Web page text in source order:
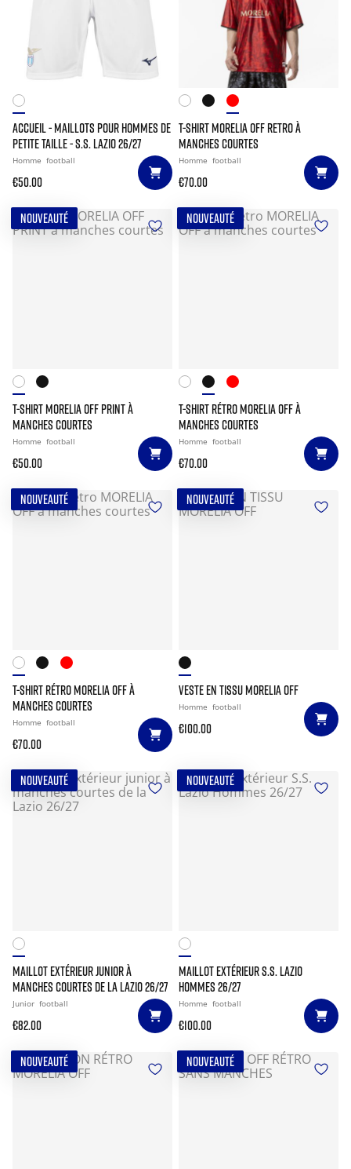
ACCUEIL - MAILLOTS POUR HOMMES DE
PETITE TAILLE - S.S. LAZIO 26/27
Homme football
€50.00
T-SHIRT MORELIA OFF RETRO À
MANCHES COURTES
Homme football
€70.00
NOUVEAUTÉ
T-SHIRT MORELIA OFF PRINT À
MANCHES COURTES
Homme football
€50.00
NOUVEAUTÉ
T-SHIRT RÉTRO MORELIA OFF À
MANCHES COURTES
Homme football
€70.00
NOUVEAUTÉ
T-SHIRT RÉTRO MORELIA OFF À
MANCHES COURTES
Homme football
€70.00
NOUVEAUTÉ
VESTE EN TISSU MORELIA OFF
Homme football
€100.00
NOUVEAUTÉ
MAILLOT EXTÉRIEUR JUNIOR À
MANCHES COURTES DE LA LAZIO 26/27
Junior football
€82.00
NOUVEAUTÉ
MAILLOT EXTÉRIEUR S.S. LAZIO
HOMMES 26/27
Homme football
€100.00
NOUVEAUTÉ NOUVEAUTÉ